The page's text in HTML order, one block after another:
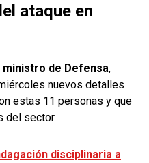
ataque en
ministro de Defensa,
nuevos detalles
estas 11 personas y que
del sector.
disciplinaria a